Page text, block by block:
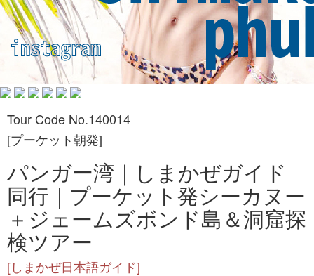
Tour Code No.140014
[プーケット朝発]
パンガー湾｜しまかぜガイド
同行｜プーケット発シーカヌー
＋ジェームズボンド島＆洞窟探
検ツアー
[しまかぜ日本語ガイド]